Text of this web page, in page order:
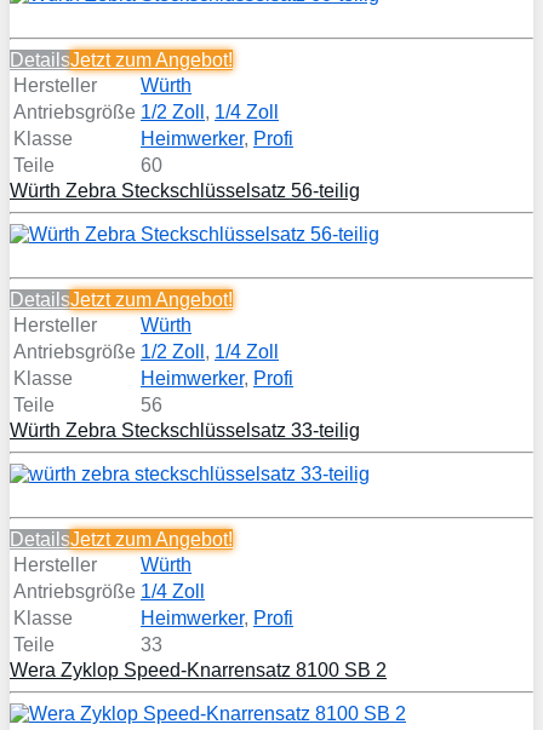
DetailsJetzt zumAngebot!
Hersteller
Würth
Antriebsgröße 1/2 Zoll , 1/4 Zoll
Klasse
Heimwerker, Profi
Teile
60
Würth Zebra Steckschlüsselsatz 56-teilig
DetailsJetzt zumAngebot!
Hersteller
Würth
Antriebsgröße 1/2 Zoll , 1/4 Zoll
Klasse
Heimwerker, Profi
Teile
56
Würth Zebra Steckschlüsselsatz 33-teilig
DetailsJetzt zumAngebot!
Hersteller
Würth
Antriebsgröße 1/4 Zoll
Klasse
Heimwerker, Profi
Teile
33
Wera Zyklop Speed-Knarrensatz 8100 SB 2